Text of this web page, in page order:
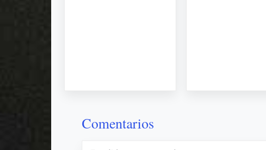
Comentarios